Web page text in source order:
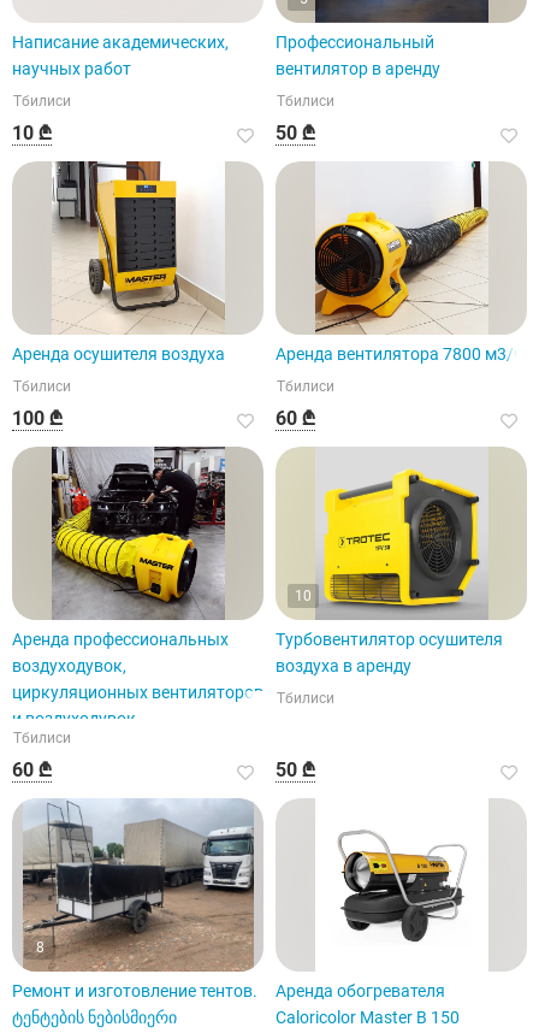
Написание академических,
научных работ
Тбилиси
10 ₾
Профессиональный
вентилятор в аренду
Тбилиси
50 ₾
Аренда осушителя воздуха
Тбилиси
100 ₾
Аренда вентилятора 7800 м3/ч
Тбилиси
60 ₾
Аренда профессиональных
воздуходувок,
циркуляционных вентиляторов
и воздуходувок
Тбилиси
60 ₾
10
Турбовентилятор осушителя
воздуха в аренду
Тбилиси
50 ₾
8
Ремонт и изготовление тентов.
ტენტების ნებისმიერი
Аренда обогревателя
Caloricolor Master B 150